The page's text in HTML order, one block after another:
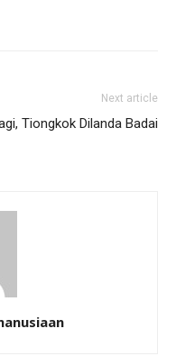
Next article
Tiongkok Dilanda Badai